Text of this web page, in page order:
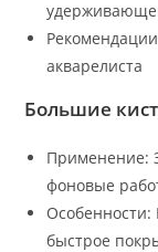
акварелиста
Большие
Применение:
фоновые
быстрое